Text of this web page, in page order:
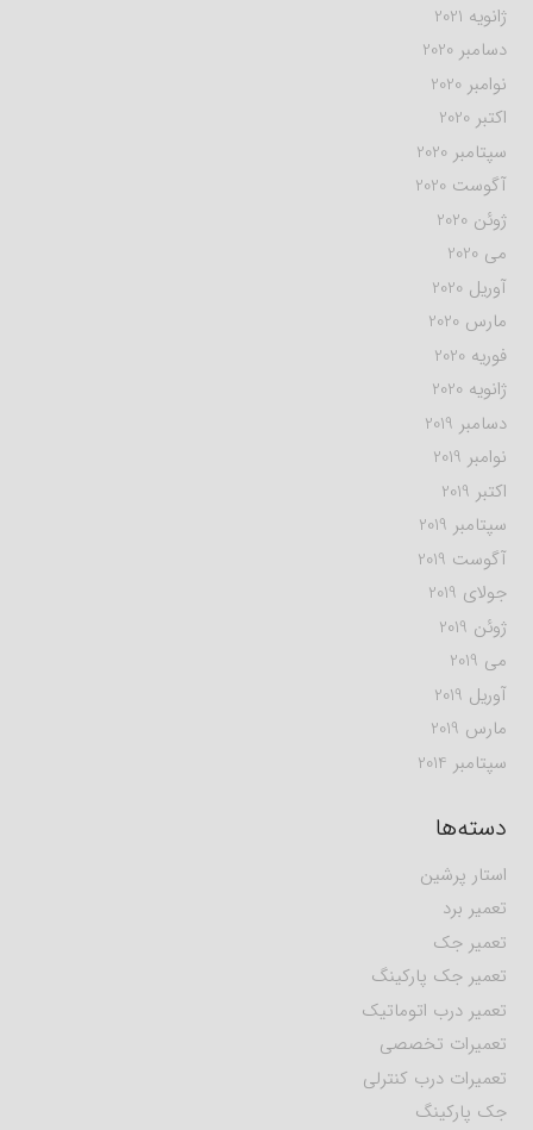
ژانویه 2021
دسامبر 2020
نوامبر 2020
اکتبر 2020
سپتامبر 2020
آگوست 2020
ژوئن 2020
می 2020
آوریل 2020
مارس 2020
فوریه 2020
ژانویه 2020
دسامبر 2019
نوامبر 2019
اکتبر 2019
سپتامبر 2019
آگوست 2019
جولای 2019
ژوئن 2019
می 2019
آوریل 2019
مارس 2019
سپتامبر 2014
دسته‌ها
استار پرشین
تعمیر برد
تعمیر جک
تعمیر جک پارکینگ
تعمیر درب اتوماتیک
تعمیرات تخصصی
تعمیرات درب کنترلی
جک پارکینگ